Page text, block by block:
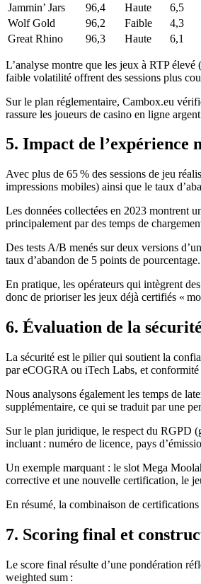
Jammin’ Jars
96,4 Haute
6,5
Wolf Gold
96,2 Faible
4,3
Great Rhino
96,3 Haute 6,1
L’analyse montre que les jeux à RTP
faible volatilité offrent des sessions plus
Sur le plan réglementaire, Cambox.eu
rassure les joueurs de casino en ligne
5. Impact de l’expérience
Avec plus de 65 % des sessions de jeu
impressions mobiles) ainsi que le taux
Les données collectées en 2023 montrent
principalement par des temps de
Des tests A/B menés sur deux versions
taux d’abandon de 5 points de pourcentage.
En pratique, les opérateurs qui intègrent
donc de prioriser les jeux déjà certifiés «
6. Évaluation de la
La sécurité est le pilier qui soutient la
par eCOGRA ou iTech Labs, et
Nous analysons également les temps de
supplémentaire, ce qui se traduit par une
Sur le plan juridique, le respect du RGPD
incluant : numéro de licence, pays
Un exemple marquant : le slot Mega
corrective et une nouvelle certification, le
En résumé, la combinaison de
7. Scoring final et
Le score final résulte d’une pondération
weighted sum :